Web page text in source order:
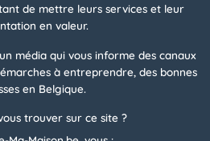
de mettre leurs services et leur
en valeur.
média qui vous informe des canaux
à entreprendre, des bonnes
en Belgique.
trouver sur ce site ?